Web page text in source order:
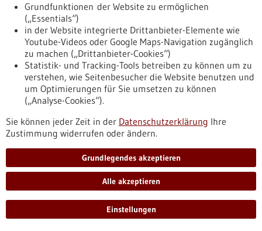
Unter dem Fokus „Ausbildungsqualität durch COMET-
Pflegeausbildung BW steigern“ fand kürzlich am Campus
Flandernstraße der Hochschule Esslingen die Fachtagung
„COMET-Pflegeausbildung BW“ statt. Mehr als 60 Lehrkräfte
und Praxisanleitende von acht Berufsfachschulen für Pflege
aus ganz Baden-Württemberg sowie wichtige Stakeholder
waren gekommen.
https://www.gesundheitsindustrie-
bw.de/fachbeitrag/pm/leuchtturmprojekt-comet-
pflegeausbildung-bw-zieht-erste-bilanz
Pressemitteilung - 13.02.2026
Molekulare Ursache von Strahlenschäden
identifiziert
Als gefürchtete Nebenwirkung von Strahlentherapien können
stark beeinträchtigende fibrotische Hautschädigungen
Grundfunktionen der Website zu ermöglichen
(„Essentials“)
in der Website integrierte Drittanbieter-Elemente wie
Youtube-Videos oder Google Maps-Navigation zugänglich
zu machen („Drittanbieter-Cookies“)
Statistik- und Tracking-Tools betreiben zu können um zu
verstehen, wie Seitenbesucher die Website benutzen und
um Optimierungen für Sie umsetzen zu können
(„Analyse-Cookies“).
Sie können jeder Zeit in der Datenschutzerklärung Ihre
Zustimmung widerrufen oder ändern.
Grundlegendes akzeptieren
Alle akzeptieren
Einstellungen